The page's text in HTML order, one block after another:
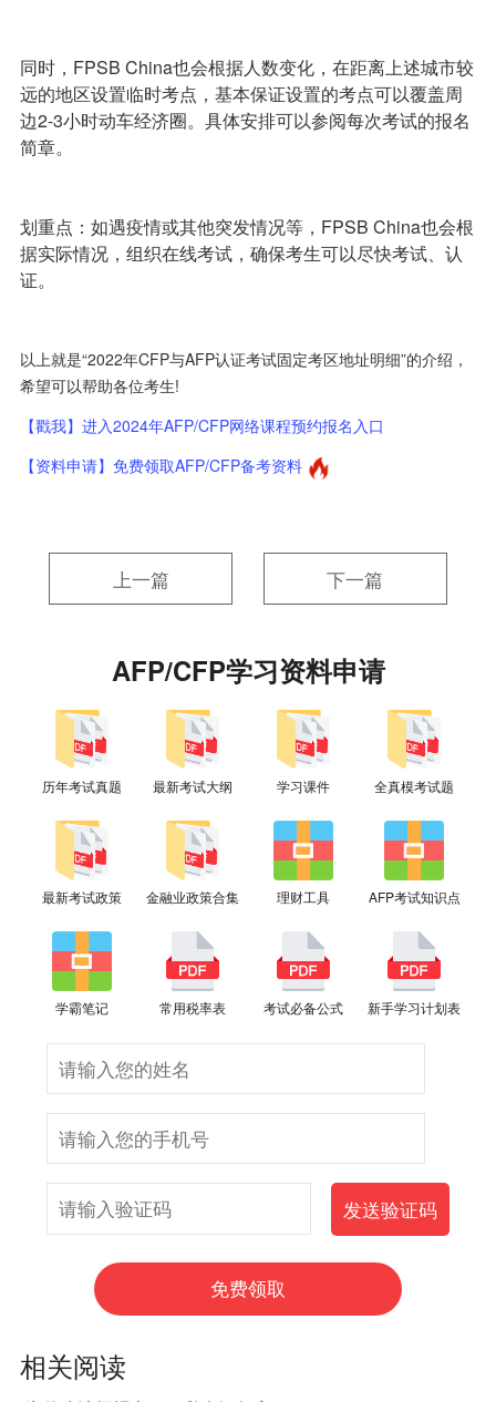
同时，FPSB China也会根据人数变化，在距离上述城市较
远的地区设置临时考点，基本保证设置的考点可以覆盖周
边2-3小时动车经济圈。具体安排可以参阅每次考试的报名
简章。
划重点：如遇疫情或其他突发情况等，FPSB China也会根
据实际情况，组织在线考试，确保考生可以尽快考试、认
证。
以上就是“2022年CFP与AFP认证考试固定考区地址明细”的介绍，
希望可以帮助各位考生!
【戳我】进入2024年AFP/CFP网络课程预约报名入口
【资料申请】免费领取AFP/CFP备考资料
上一篇 下一篇
AFP/CFP学习资料申请
历年考试真题 最新考试大纲 学习课件 全真模考试题
最新考试政策 金融业政策合集 理财工具 AFP考试知识点
学霸笔记 常用税率表 考试必备公式 新手学习计划表
相关阅读